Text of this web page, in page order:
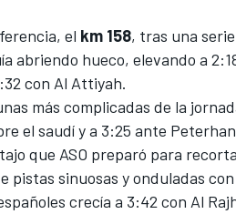
el km 158, tras una
abriendo hueco, elevando a
con Al Attiyah.
más complicadas de la
el saudí y a 3:25 ante
que ASO preparó para
pistas sinuosas y onduladas
crecía a 3:42 con Al